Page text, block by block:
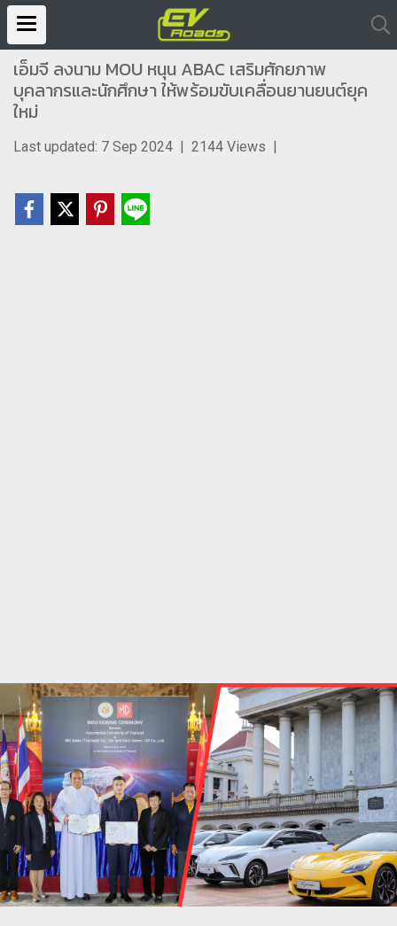
เอ็มจี ลงนาม MOU หนุน ABAC เสริมศักยภาพ
บุคลากรและนักศึกษา ให้พร้อมขับเคลื่อนยานยนต์ยุค
ใหม่
Last updated: 7 Sep 2024 | 2144 Views |